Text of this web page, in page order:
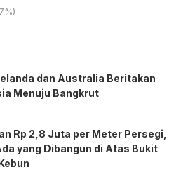
dan Australia Beritakan
Menuju Bangkrut
Rp 2,8 Juta per Meter Persegi,
yang Dibangun di Atas Bukit